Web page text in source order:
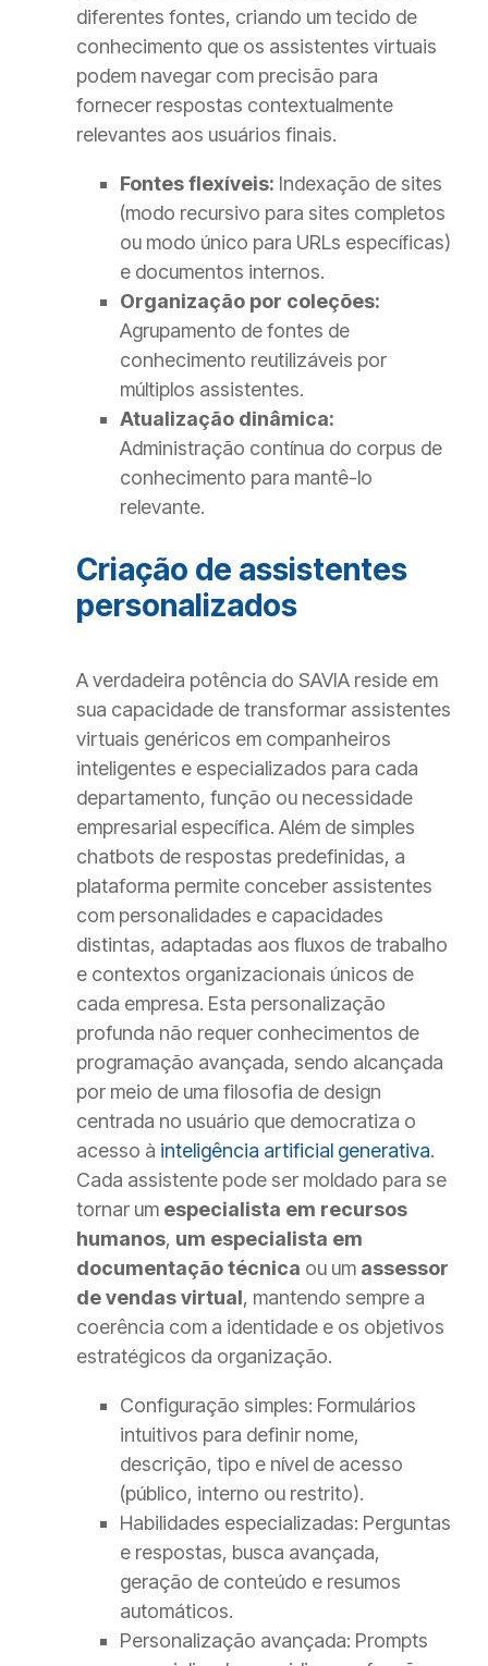
diferentes fontes, criando um tecido de
conhecimento que os assistentes virtuais
podem navegar com precisão para
fornecer respostas contextualmente
relevantes aos usuários finais.
Fontes flexíveis: Indexação de sites
(modo recursivo para sites completos
ou modo único para URLs específicas)
e documentos internos.
Organização por coleções:
Agrupamento de fontes de
conhecimento reutilizáveis por
múltiplos assistentes.
Atualização dinâmica:
Administração contínua do corpus de
conhecimento para mantê-lo
relevante.
Criação de assistentes
personalizados
A verdadeira potência do SAVIA reside em
sua capacidade de transformar assistentes
virtuais genéricos em companheiros
inteligentes e especializados para cada
departamento, função ou necessidade
empresarial específica. Além de simples
chatbots de respostas predefinidas, a
plataforma permite conceber assistentes
com personalidades e capacidades
distintas, adaptadas aos fluxos de trabalho
e contextos organizacionais únicos de
cada empresa. Esta personalização
profunda não requer conhecimentos de
programação avançada, sendo alcançada
por meio de uma filosofia de design
centrada no usuário que democratiza o
acesso à inteligência artificial generativa.
Cada assistente pode ser moldado para se
tornar um especialista em recursos
humanos, um especialista em
documentação técnica ou um assessor
de vendas virtual, mantendo sempre a
coerência com a identidade e os objetivos
estratégicos da organização.
Configuração simples: Formulários
intuitivos para definir nome,
descrição, tipo e nível de acesso
(público, interno ou restrito).
Habilidades especializadas: Perguntas
e respostas, busca avançada,
geração de conteúdo e resumos
automáticos.
Personalização avançada: Prompts